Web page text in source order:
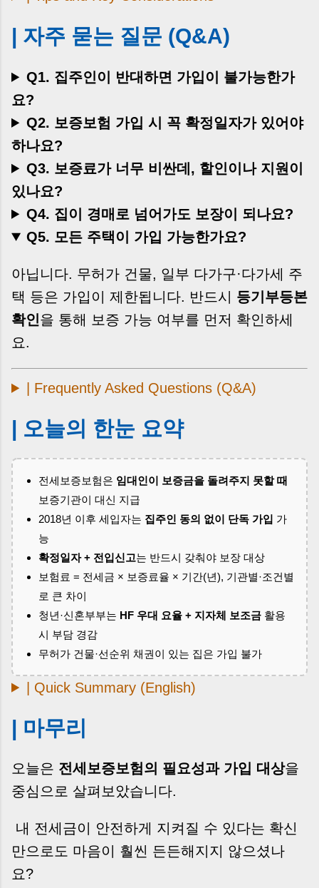
| 자주 묻는 질문 (Q&A)
Q1. 집주인이 반대하면 가입이 불가능한가
요?
Q2. 보증보험 가입 시 꼭 확정일자가 있어야
하나요?
Q3. 보증료가 너무 비싼데, 할인이나 지원이
있나요?
Q4. 집이 경매로 넘어가도 보장이 되나요?
Q5. 모든 주택이 가입 가능한가요?
아닙니다. 무허가 건물, 일부 다가구·다가세 주
택 등은 가입이 제한됩니다. 반드시 등기부등본
확인을 통해 보증 가능 여부를 먼저 확인하세
요.
| Frequently Asked Questions (Q&A)
| 오늘의 한눈 요약
전세보증보험은 임대인이 보증금을 돌려주지 못할 때
보증기관이 대신 지급
2018년 이후 세입자는 집주인 동의 없이 단독 가입 가
능
확정일자 + 전입신고는 반드시 갖춰야 보장 대상
보험료 = 전세금 × 보증료율 × 기간(년), 기관별·조건별
로 큰 차이
청년·신혼부부는 HF 우대 요율 + 지자체 보조금 활용
시 부담 경감
무허가 건물·선순위 채권이 있는 집은 가입 불가
| Quick Summary (English)
| 마무리
오늘은 전세보증보험의 필요성과 가입 대상을
중심으로 살펴보았습니다.
내 전세금이 안전하게 지켜질 수 있다는 확신
만으로도 마음이 훨씬 든든해지지 않으셨나
요?